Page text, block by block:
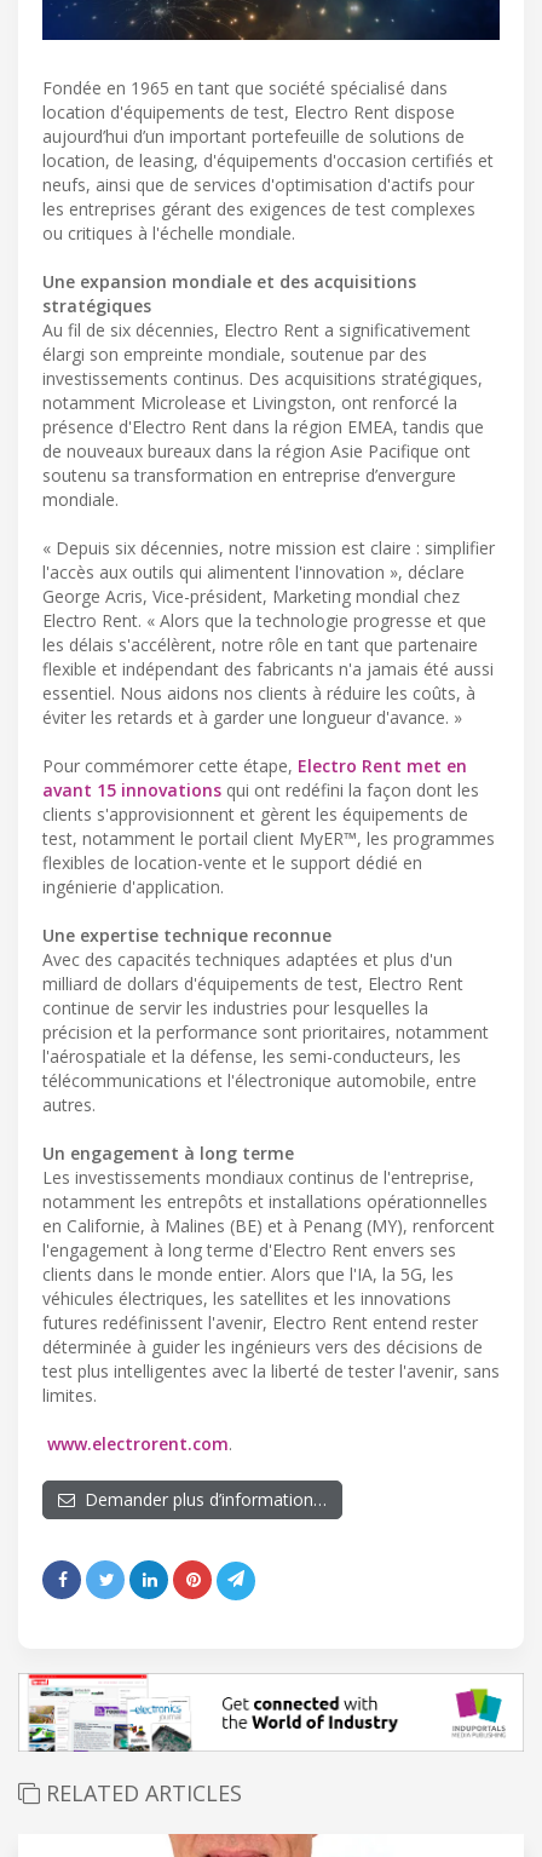
Fondée en 1965 en tant que société spécialisé dans
location d'équipements de test, Electro Rent dispose
aujourd’hui d’un important portefeuille de solutions de
location, de leasing, d'équipements d'occasion certifiés et
neufs, ainsi que de services d'optimisation d'actifs pour
les entreprises gérant des exigences de test complexes
ou critiques à l'échelle mondiale.
Une expansion mondiale et des acquisitions
stratégiques
Au fil de six décennies, Electro Rent a significativement
élargi son empreinte mondiale, soutenue par des
investissements continus. Des acquisitions stratégiques,
notamment Microlease et Livingston, ont renforcé la
présence d'Electro Rent dans la région EMEA, tandis que
de nouveaux bureaux dans la région Asie Pacifique ont
soutenu sa transformation en entreprise d’envergure
mondiale.
« Depuis six décennies, notre mission est claire : simplifier
l'accès aux outils qui alimentent l'innovation », déclare
George Acris, Vice-président, Marketing mondial chez
Electro Rent. « Alors que la technologie progresse et que
les délais s'accélèrent, notre rôle en tant que partenaire
flexible et indépendant des fabricants n'a jamais été aussi
essentiel. Nous aidons nos clients à réduire les coûts, à
éviter les retards et à garder une longueur d'avance. »
Pour commémorer cette étape, Electro Rent met en
avant 15 innovations qui ont redéfini la façon dont les
clients s'approvisionnent et gèrent les équipements de
test, notamment le portail client MyER™, les programmes
flexibles de location-vente et le support dédié en
ingénierie d'application.
Une expertise technique reconnue
Avec des capacités techniques adaptées et plus d'un
milliard de dollars d'équipements de test, Electro Rent
continue de servir les industries pour lesquelles la
précision et la performance sont prioritaires, notamment
l'aérospatiale et la défense, les semi-conducteurs, les
télécommunications et l'électronique automobile, entre
autres.
Un engagement à long terme
Les investissements mondiaux continus de l'entreprise,
notamment les entrepôts et installations opérationnelles
en Californie, à Malines (BE) et à Penang (MY), renforcent
l'engagement à long terme d'Electro Rent envers ses
clients dans le monde entier. Alors que l'IA, la 5G, les
véhicules électriques, les satellites et les innovations
futures redéfinissent l'avenir, Electro Rent entend rester
déterminée à guider les ingénieurs vers des décisions de
test plus intelligentes avec la liberté de tester l'avenir, sans
limites.
www.electrorent.com.
Demander plus d’information…
RELATED ARTICLES